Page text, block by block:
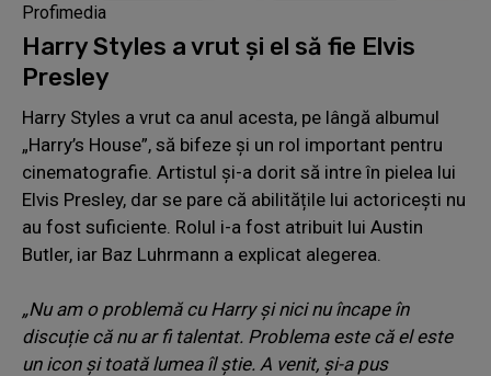
Profimedia
Harry Styles a vrut și el să fie Elvis
Presley
Harry Styles a vrut ca anul acesta, pe lângă albumul
„Harry’s House”, să bifeze și un rol important pentru
cinematografie. Artistul și-a dorit să intre în pielea lui
Elvis Presley, dar se pare că abilitățile lui actoricești nu
au fost suficiente. Rolul i-a fost atribuit lui Austin
Butler, iar Baz Luhrmann a explicat alegerea.
„Nu am o problemă cu Harry și nici nu încape în
discuție că nu ar fi talentat. Problema este că el este
un icon și toată lumea îl știe. A venit, și-a pus